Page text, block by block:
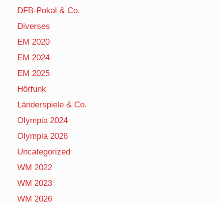
DFB-Pokal & Co.
Diverses
EM 2020
EM 2024
EM 2025
Hörfunk
Länderspiele & Co.
Olympia 2024
Olympia 2026
Uncategorized
WM 2022
WM 2023
WM 2026